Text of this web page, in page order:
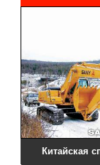
Китайская